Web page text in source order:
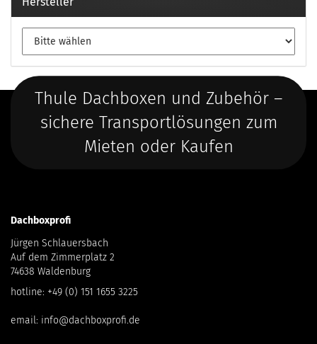
Thule Dachboxen und Zubehör –
sichere Transportlösungen zum
Mieten oder Kaufen
Dachboxprofi
Jürgen Schlauersbach
Auf dem Zimmerplatz 2
74638 Waldenburg
hotline: +49 (0) 151 1655 3225
email: info@dachboxprofi.de